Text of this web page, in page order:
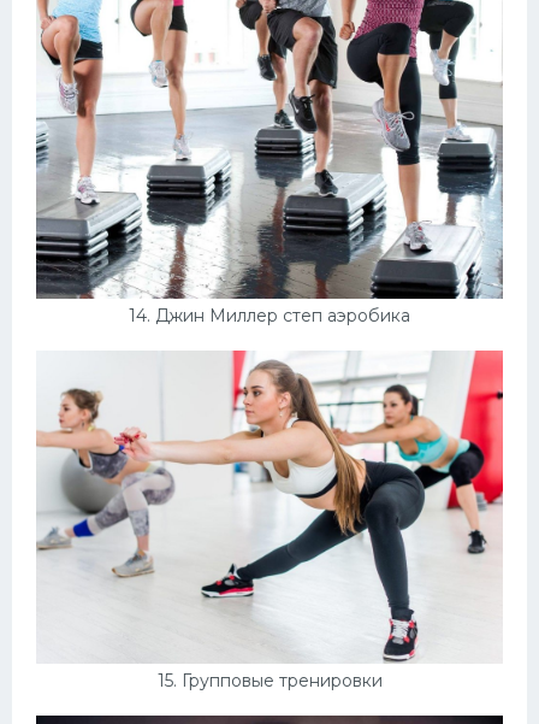
14. Джин Миллер степ аэробика
15. Групповые тренировки